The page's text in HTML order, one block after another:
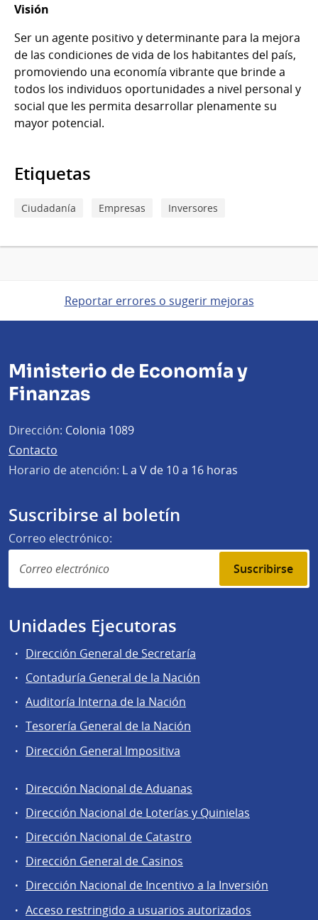
Visión
Ser un agente positivo y determinante para la mejora
de las condiciones de vida de los habitantes del país,
promoviendo una economía vibrante que brinde a
todos los individuos oportunidades a nivel personal y
social que les permita desarrollar plenamente su
mayor potencial.
Etiquetas
Ciudadanía Empresas Inversores
Reportar errores o sugerir mejoras
Ministerio de Economía y
Finanzas
Dirección: Colonia 1089
Contacto
Horario de atención: L a V de 10 a 16 horas
Suscribirse al boletín
Correo electrónico:
Suscribirse
Unidades Ejecutoras
Dirección General de Secretaría
Contaduría General de la Nación
Auditoría Interna de la Nación
Tesorería General de la Nación
Dirección General Impositiva
Áreas
de
la
Dirección
General
de
Dirección Nacional de Aduanas
Dirección Nacional de Loterías y Quinielas
Dirección Nacional de Catastro
Dirección General de Casinos
Dirección Nacional de Incentivo a la Inversión
Acceso restringido a usuarios autorizados